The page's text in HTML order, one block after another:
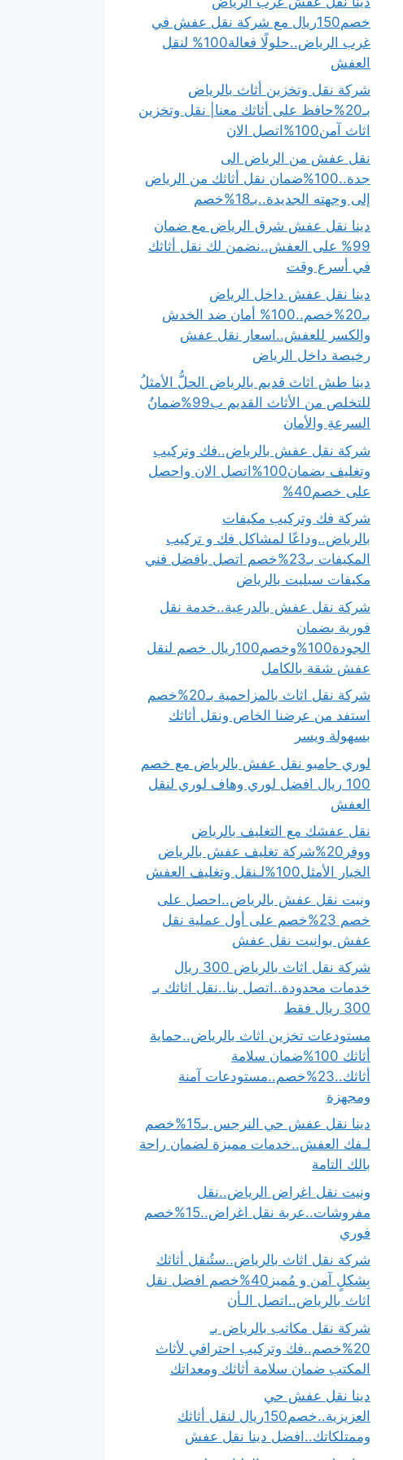
خصم150ريال مع شركة نقل عفش في
غرب الرياض..حلولًا فعالة100% لنقل
العفش
شركة نقل وتخزين أثاث بالرياض
بـ20%حافظ على أثاثك معنا| نقل وتخزين
اثاث آمن100%اتصل الان
نقل عفش من الرياض الى
جدة..100%ضمان نقل أثاثك من الرياض
إلى وجهته الجديدة..بـ18%خصم
دينا نقل عفش شرق الرياض مع ضمان
99% على العفش..نضمن لك نقل أثاثك
في أسرع وقت
دينا نقل عفش داخل الرياض
بـ20%خصم..100% أمان ضد الخدش
والكسر للعفش..اسعار نقل عفش
رخيصة داخل الرياض
دينا طش اثاث قديم بالرياض الحلُّ الأمثلُ
للتخلص من الأثاث القديم ب99%ضمانُ
السرعةِ والأمان
شركة نقل عفش بالرياض..فك وتركيب
وتغليف بضمان100%اتصل الان واحصل
على خصم40%
شركة فك وتركيب مكيفات
بالرياض..وداعًا لمشاكل فك و تركيب
المكيفات بـ23%خصم اتصل بافضل فني
مكيفات سبليت بالرياض
شركة نقل عفش بالدرعية..خدمة نقل
فورية بضمان
الجودة100%وخصم100ريال خصم لنقل
عفش شقة بالكامل
شركة نقل اثاث بالمزاحمية بـ20%خصم
استفد من عرضنا الخاص ونقل أثاثك
بسهولة ويسر
لوري جامبو نقل عفش بالرياض مع خصم
100 ريال افضل لوري وهاف لوري لنقل
العفش
نقل عفشك مع التغليف بالرياض
ووفر20%شركة تغليف عفش بالرياض
الخيار الأمثل100%لـنقل وتغليف العفش
ونيت نقل عفش بالرياض..احصل على
خصم 23%خصم على أول عملية نقل
عفش بوانيت نقل عفش
شركة نقل اثاث بالرياض 300 ريال
خدمات محدودة..اتصل بنا..نقل اثاثك بـ
300 ريال فقط
مستودعات تخزين اثاث بالرياض..حماية
أثاثك 100%ضمان سلامة
أثاثك..23%خصم..مستودعات آمنة
ومجهزة
دينا نقل عفش حي النرجس بـ15%خصم
لـفك العفش..خدمات مميزة لضمان راحة
بالك التامة
ونيت نقل اغراض الرياض..نقل
مفروشات..عربة نقل اغراض..15%خصم
فوري
شركة نقل اثاث بالرياض..ستُنقل أثاثك
بِشكلٍ آمن و مُميز40%خصم افضل نقل
اثاث بالرياض..اتصل الـأن
شركة نقل مكاتب بالرياض بـ
20%خصم..فك وتركيب احترافي لأثاث
المكتب ضمان سلامة أثاثك ومعداتك
دينا نقل عفش حي
العزيزية..خصم150ريال لنقل أثاثك
وممتلكاتك..افضل دينا نقل عفش